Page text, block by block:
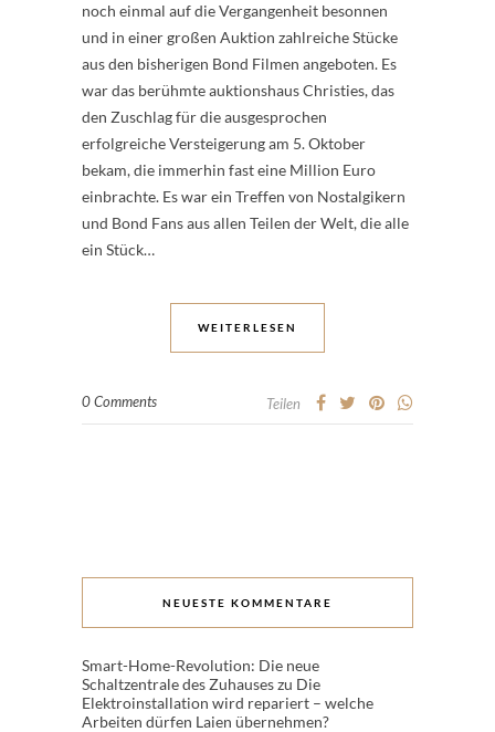
noch einmal auf die Vergangenheit besonnen
und in einer großen Auktion zahlreiche Stücke
aus den bisherigen Bond Filmen angeboten. Es
war das berühmte auktionshaus Christies, das
den Zuschlag für die ausgesprochen
erfolgreiche Versteigerung am 5. Oktober
bekam, die immerhin fast eine Million Euro
einbrachte. Es war ein Treffen von Nostalgikern
und Bond Fans aus allen Teilen der Welt, die alle
ein Stück…
WEITERLESEN
0 Comments Teilen
NEUESTE KOMMENTARE
Smart-Home-Revolution: Die neue
Schaltzentrale des Zuhauseszu Die
Elektroinstallation wird repariert – welche
Arbeiten dürfen Laien übernehmen?